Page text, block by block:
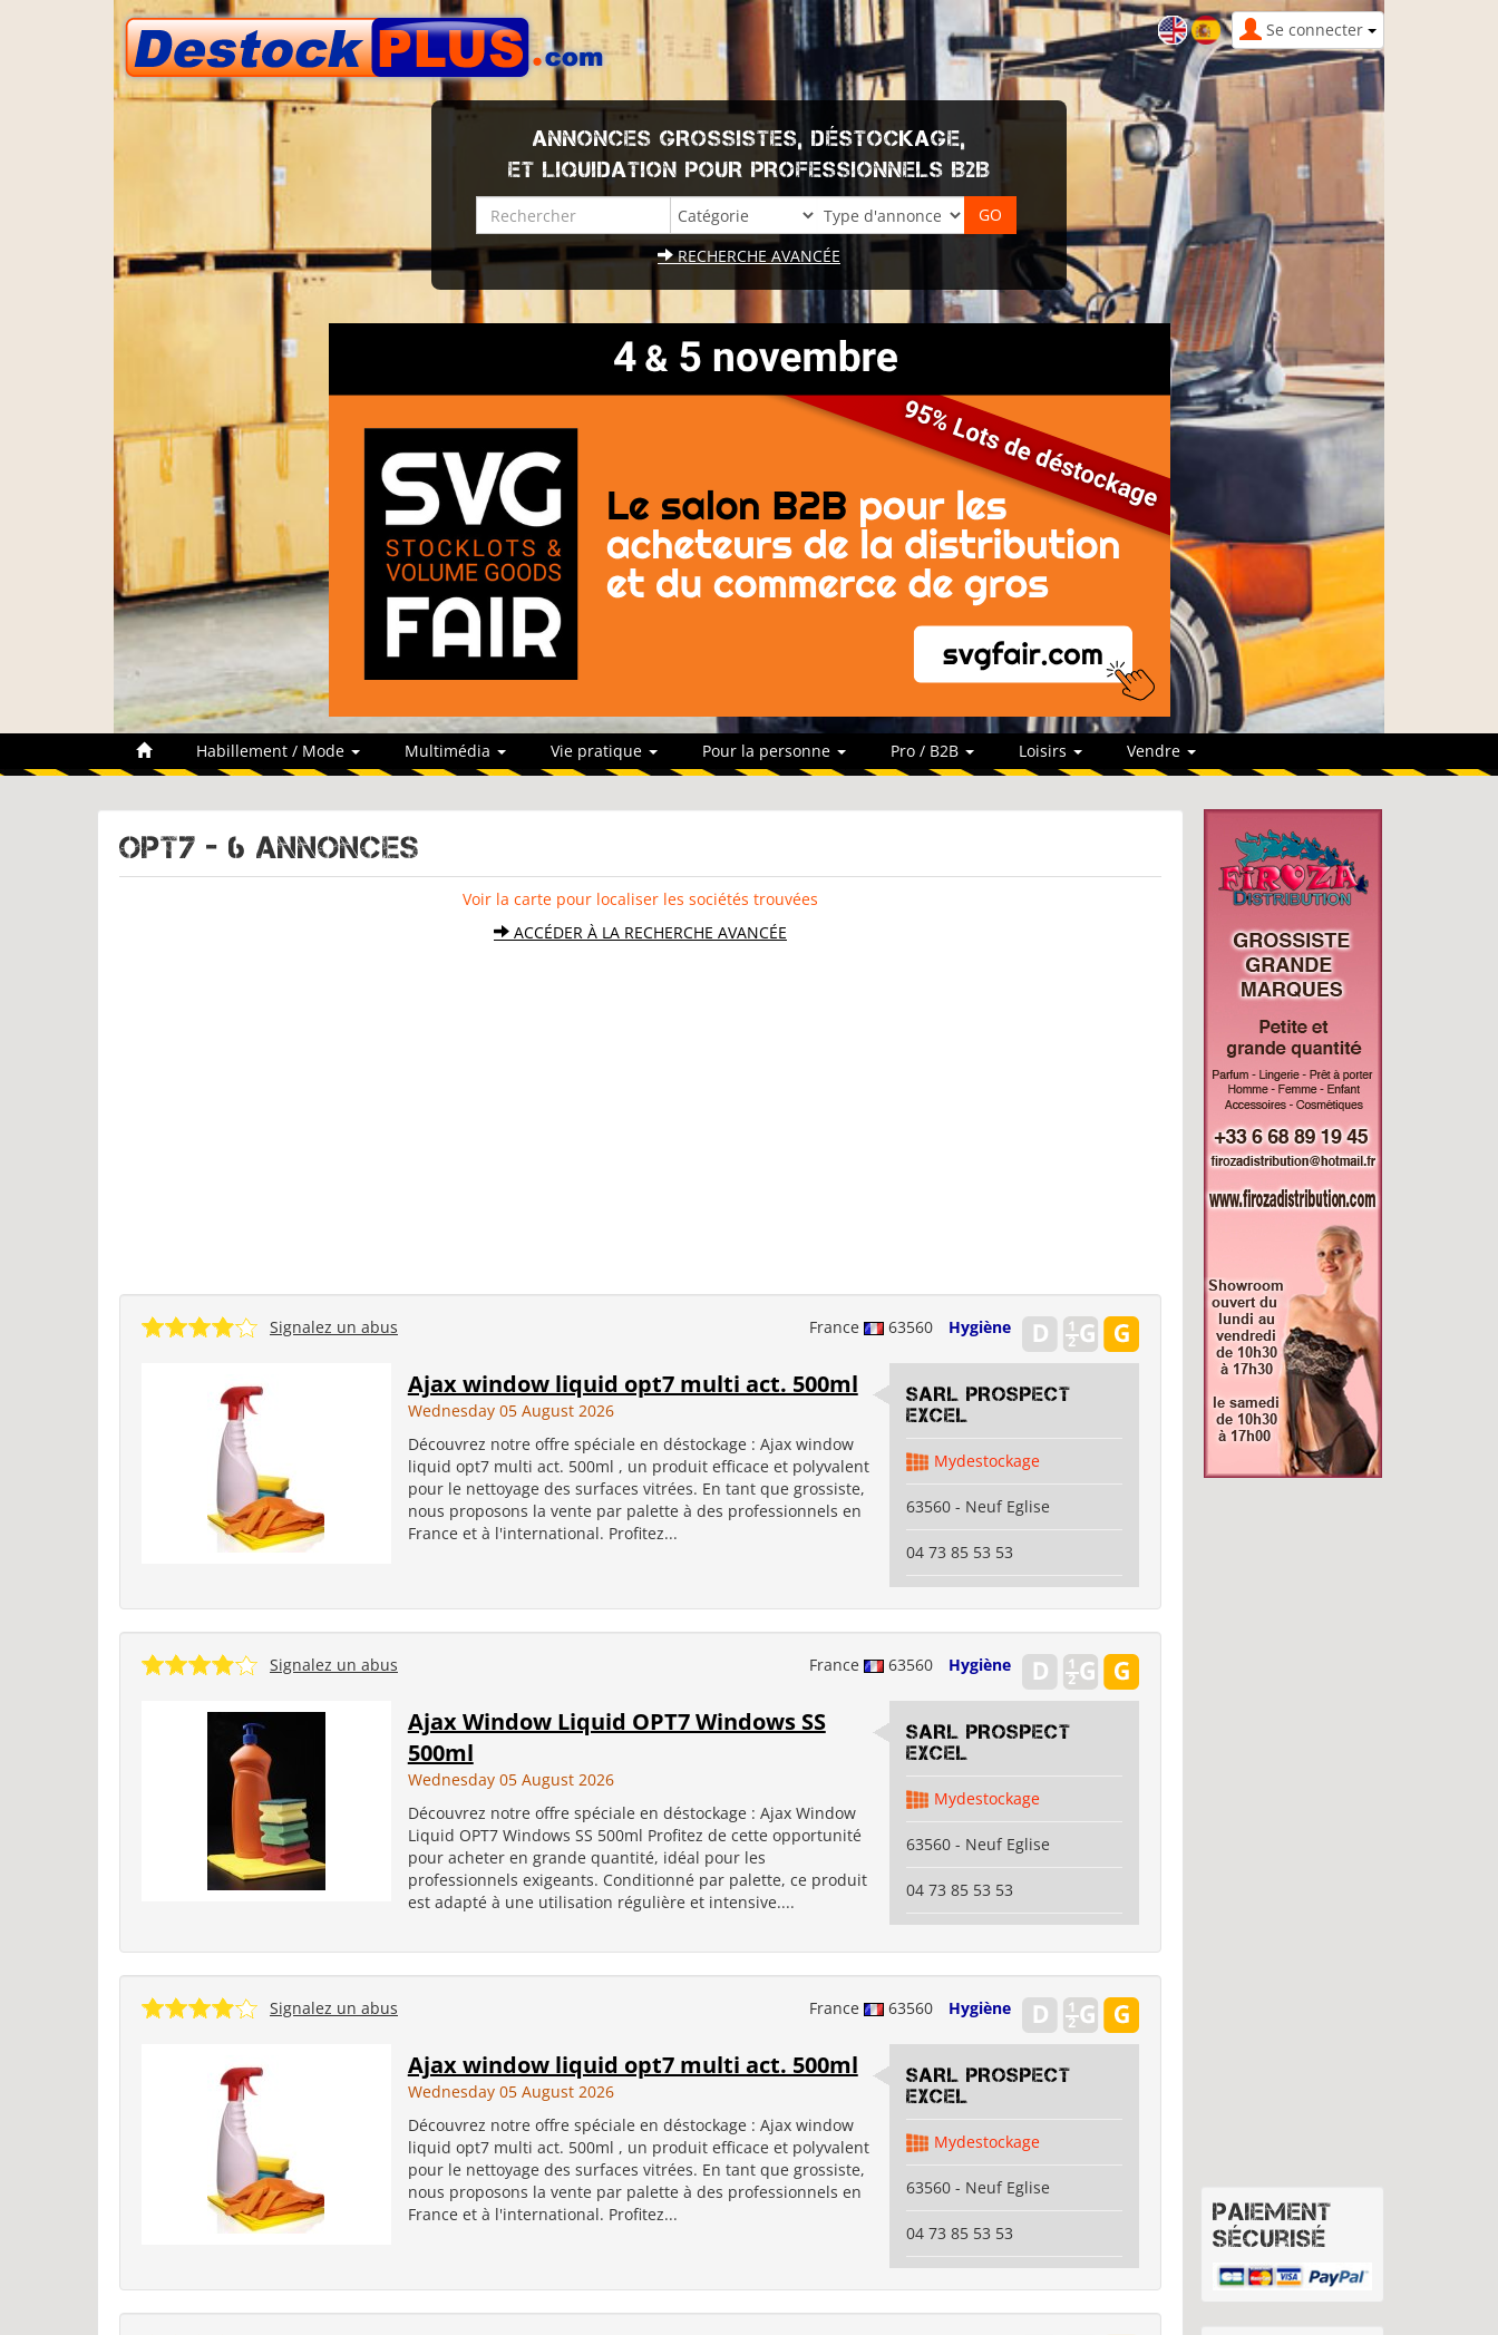
Se connecter
ANNONCES GROSSISTES, DÉSTOCKAGE,
ET LIQUIDATION POUR PROFESSIONNELS B2B
RECHERCHE AVANCÉE
Habillement / Mode Multimédia Vie pratique Pour la personne Pro / B2B Loisirs Vendre
OPT7 - 6 Annonces
Voir la carte pour localiser les sociétés trouvées
ACCÉDER À LA RECHERCHE AVANCÉE
France 63560 Hygiène
Signalez un abus
Ajax window liquid opt7 multi act. 500ml
Wednesday 05 August 2026
Découvrez notre offre spéciale en déstockage : Ajax window
liquid opt7 multi act. 500ml , un produit efficace et polyvalent
pour le nettoyage des surfaces vitrées. En tant que grossiste,
nous proposons la vente par palette à des professionnels en
France et à l'international. Profitez...
SARL PROSPECT
EXCEL
Mydestockage
63560 - Neuf Eglise
04 73 85 53 53
France 63560 Hygiène
Signalez un abus
Ajax Window Liquid OPT7 Windows SS
500ml
Wednesday 05 August 2026
Découvrez notre offre spéciale en déstockage : Ajax Window
Liquid OPT7 Windows SS 500ml Profitez de cette opportunité
pour acheter en grande quantité, idéal pour les
professionnels exigeants. Conditionné par palette, ce produit
est adapté à une utilisation régulière et intensive....
SARL PROSPECT
EXCEL
Mydestockage
63560 - Neuf Eglise
04 73 85 53 53
France 63560 Hygiène
Signalez un abus
Ajax window liquid opt7 multi act. 500ml
Wednesday 05 August 2026
Découvrez notre offre spéciale en déstockage : Ajax window
liquid opt7 multi act. 500ml , un produit efficace et polyvalent
pour le nettoyage des surfaces vitrées. En tant que grossiste,
nous proposons la vente par palette à des professionnels en
France et à l'international. Profitez...
SARL PROSPECT
EXCEL
Mydestockage
63560 - Neuf Eglise
04 73 85 53 53
Paiement
sécurisé